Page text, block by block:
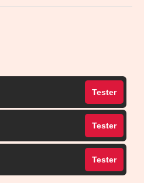
Tester
Tester
Tester